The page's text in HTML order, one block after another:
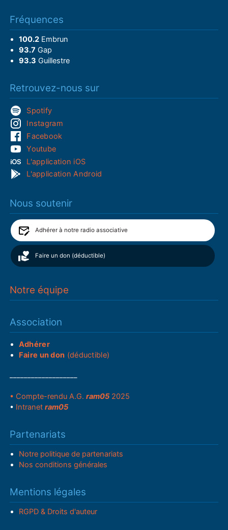
Fréquences
100.2Embrun
93.7 Gap
93.3 Guillestre
Retrouvez-nous sur
Spotify
Instagram
Facebook
Youtube
L'application iOS
L'application Android
Nous soutenir
Adhérer à notre radio associative
Faire un don (déductible)
Notre équipe
Association
Adhérer
Faire un don (déductible)
• Compte-rendu A.G.ram05 2025
• Intranetram05
Partenariats
Notre politique de partenariats
Nos conditions générales
Mentions légales
RGPD & Droits d'auteur